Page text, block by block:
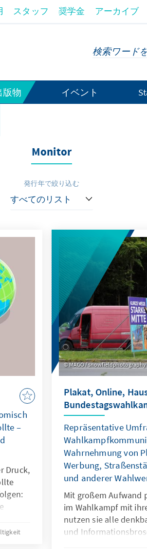
スタッフ 奨学金 アーカイブ
版物 イベント
Monitor
発行年で絞り込む
–
Druck,
MAGO / snowfieldphotography
Plakat, Online,
Repräsentative
Wahrnehmung von
Werbung,
und anderer
Mit großem Aufwand
im Wahlkampf mit
nutzen sie alle
und